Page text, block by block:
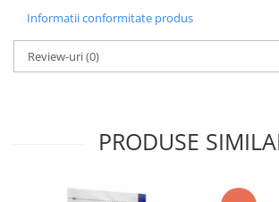
Informatii conformitate produs
Review-uri(0)
PRODUSE